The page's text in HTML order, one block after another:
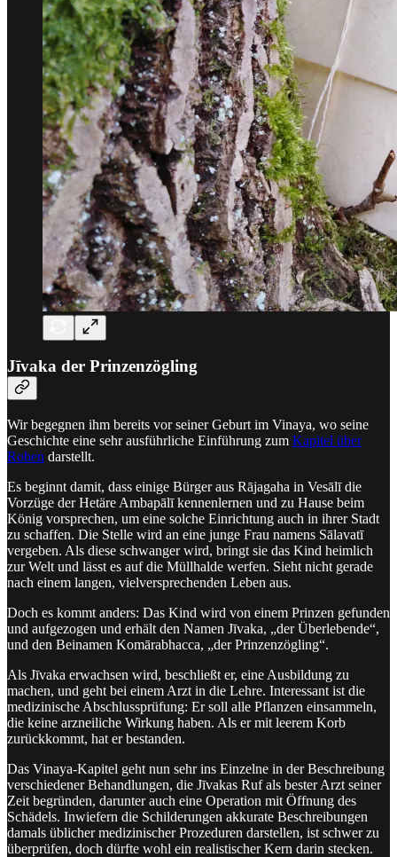
Jīvaka der Prinzenzögling
Wir begegnen ihm bereits vor seiner Geburt im Vinaya, wo seine
Geschichte eine sehr ausführliche Einführung zum Kapitel über
Roben darstellt.
Es beginnt damit, dass einige Bürger aus Rājagaha in Vesālī die
Vorzüge der Hetäre Ambapālī kennenlernen und zu Hause beim
König vorsprechen, um eine solche Einrichtung auch in ihrer Stadt
zu schaffen. Die Stelle wird an eine junge Frau namens Sālavatī
vergeben. Als diese schwanger wird, bringt sie das Kind heimlich
zur Welt und lässt es auf die Müllhalde werfen. Sieht nicht gerade
nach einem langen, vielversprechenden Leben aus.
Doch es kommt anders: Das Kind wird von einem Prinzen gefunden
und aufgezogen und erhält den Namen Jīvaka, „der Überlebende“,
und den Beinamen Komārabhacca, „der Prinzenzögling“.
Als Jīvaka erwachsen wird, beschließt er, eine Ausbildung zu
machen, und geht bei einem Arzt in die Lehre. Interessant ist die
medizinische Abschlussprüfung: Er soll alle Pflanzen einsammeln,
die keine arzneiliche Wirkung haben. Als er mit leerem Korb
zurückkommt, hat er bestanden.
Das Vinaya-Kapitel geht nun sehr ins Einzelne in der Beschreibung
verschiedener Behandlungen, die Jīvakas Ruf als bester Arzt seiner
Zeit begründen, darunter auch eine Operation mit Öffnung des
Schädels. Inwiefern die Schilderungen akkurate Beschreibungen
damals üblicher medizinischer Prozeduren darstellen, ist schwer zu
überprüfen, doch dürfte wohl ein realistischer Kern darin stecken.